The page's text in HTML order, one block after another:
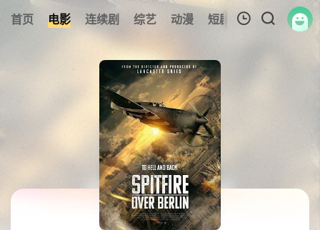
首页 电影 连续剧 综艺 动漫 短剧大全 纪录片
我的观影记录
暂无观看影片的记录